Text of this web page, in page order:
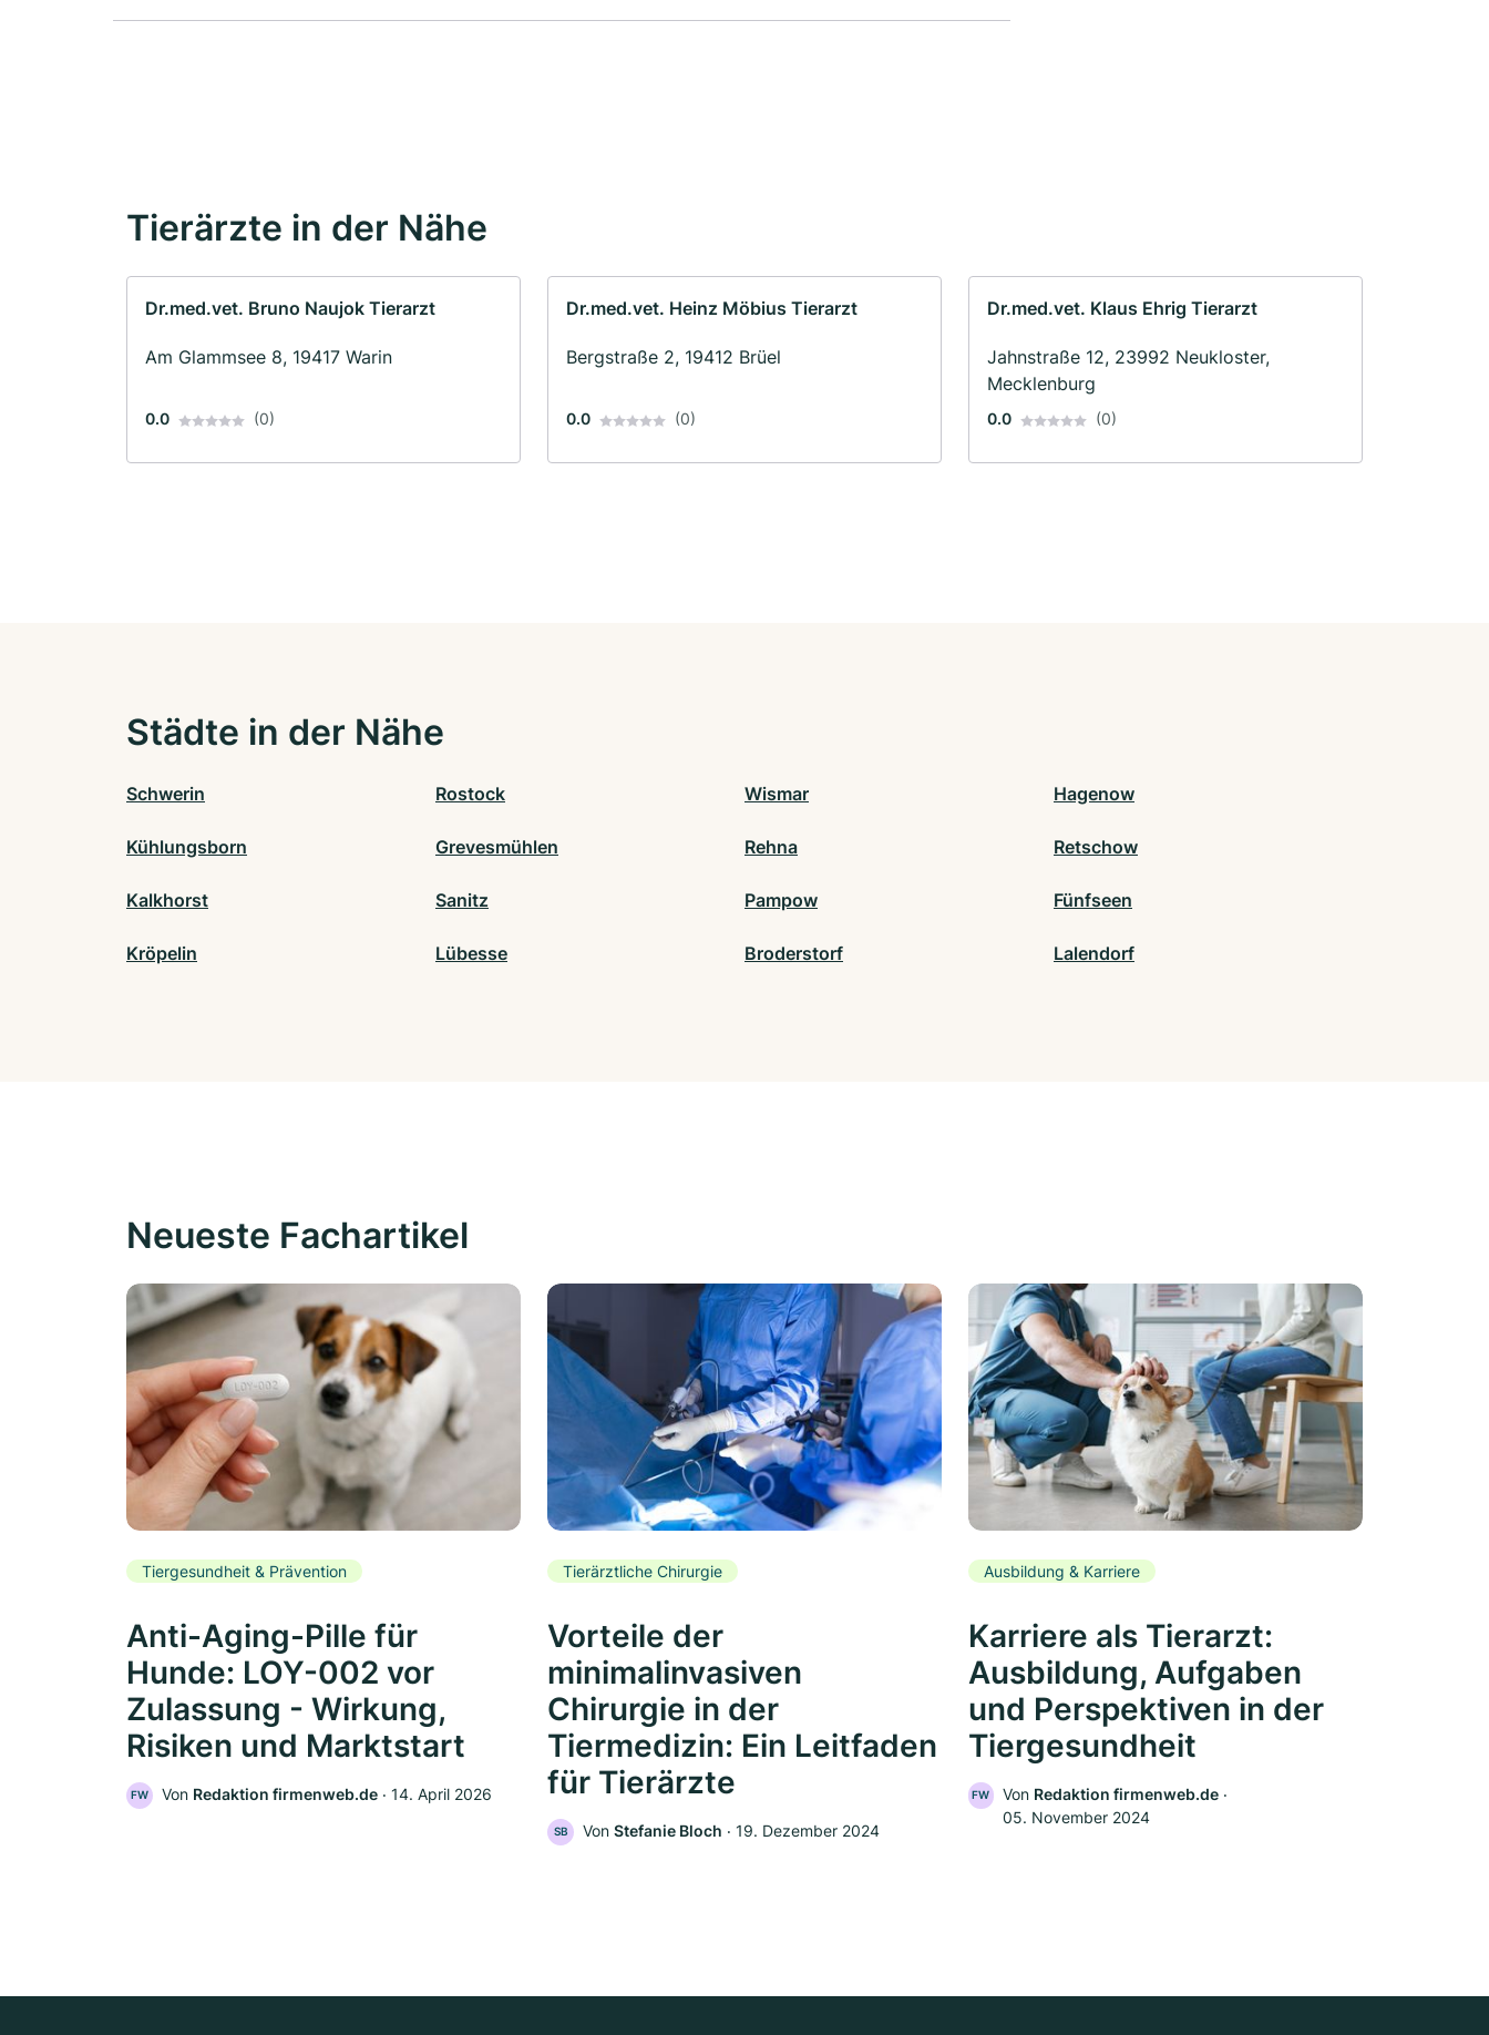
Tierärzte in der Nähe
Dr.med.vet. Bruno Naujok Tierarzt
Am Glammsee 8, 19417 Warin
0.0 (0)
Dr.med.vet. Heinz Möbius Tierarzt
Bergstraße 2, 19412 Brüel
0.0 (0)
Dr.med.vet. Klaus Ehrig Tierarzt
Jahnstraße 12, 23992 Neukloster,
Mecklenburg
0.0 (0)
Städte in der Nähe
Schwerin Rostock Wismar Hagenow
Kühlungsborn Grevesmühlen Rehna Retschow
Kalkhorst Sanitz Pampow Fünfseen
Kröpelin Lübesse Broderstorf Lalendorf
Neueste Fachartikel
Tiergesundheit & Prävention
Anti-Aging-Pille für
Hunde: LOY-002 vor
Zulassung - Wirkung,
Risiken und Marktstart
FW Von Redaktion firmenweb.de ‧ 14. April 2026
Tierärztliche Chirurgie
Vorteile der
minimalinvasiven
Chirurgie in der
Tiermedizin: Ein Leitfaden
für Tierärzte
SB Von Stefanie Bloch ‧ 19. Dezember 2024
Ausbildung & Karriere
Karriere als Tierarzt:
Ausbildung, Aufgaben
und Perspektiven in der
Tiergesundheit
FW Von Redaktion firmenweb.de‧
05. November 2024